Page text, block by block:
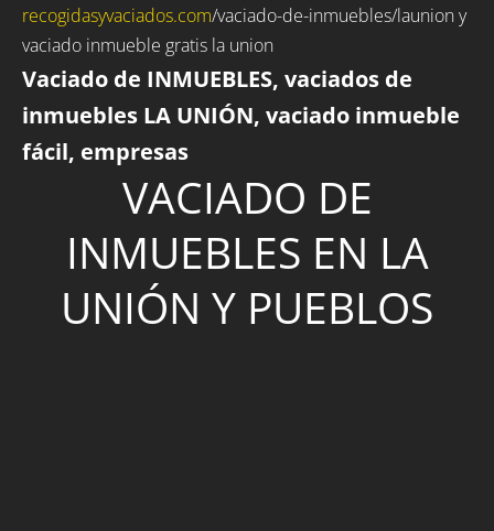
recogidasyvaciados.com/vaciado-de-inmuebles/launion y
vaciado inmueble gratis la union
Vaciado de INMUEBLES, vaciados de
inmuebles LA UNIÓN, vaciado inmueble
fácil, empresas
VACIADO DE
INMUEBLES EN LA
UNIÓN Y PUEBLOS